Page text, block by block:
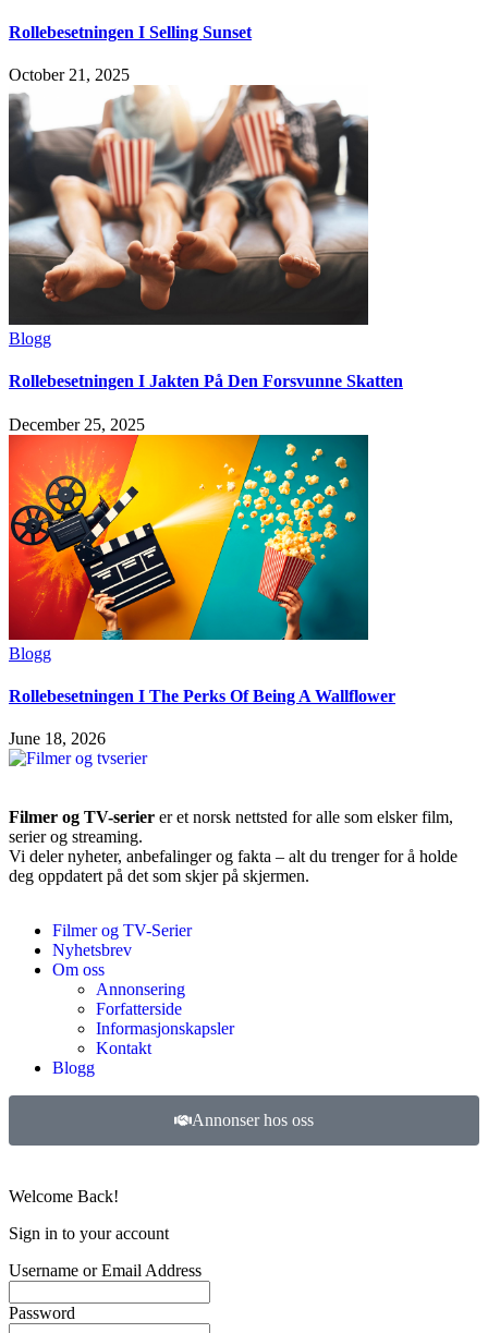
Rollebesetningen I Selling Sunset
October 21, 2025
Blogg
Rollebesetningen I Jakten På Den Forsvunne Skatten
December 25, 2025
Blogg
Rollebesetningen I The Perks Of Being A Wallflower
June 18, 2026
Filmer og TV-serier er et norsk nettsted for alle som elsker film,
serier og streaming.
Vi deler nyheter, anbefalinger og fakta – alt du trenger for å holde
deg oppdatert på det som skjer på skjermen.
Filmer og TV-Serier
Nyhetsbrev
Om oss
Annonsering
Forfatterside
Informasjonskapsler
Kontakt
Blogg
Annonser hos oss
Welcome Back!
Sign in to your account
Username or Email Address
Password